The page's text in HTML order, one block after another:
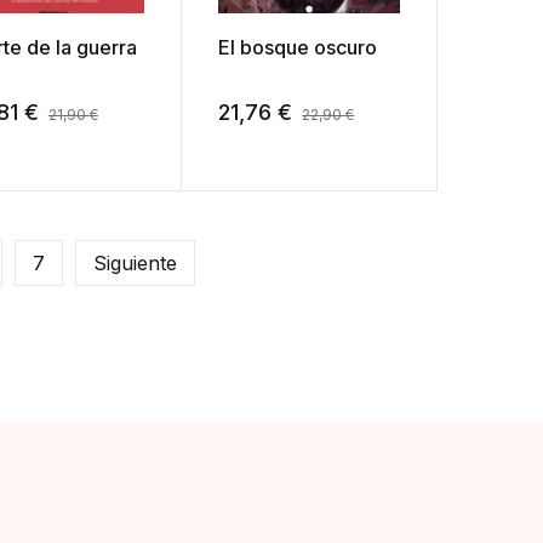
de la guerra
€ 21,90€
El bosque oscuro
21,76€ 22,90€
7 Siguiente